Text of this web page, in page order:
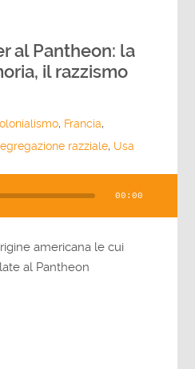
al Pantheon: la
il razzismo
, Francia,
razziale, Usa
00:00
americana le cui
al Pantheon